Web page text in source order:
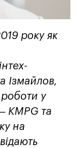
року як
Ізмайлов,
роботи у
KMPG та
на